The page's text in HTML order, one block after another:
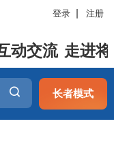
登录 注册
动交流 走进
长者模式